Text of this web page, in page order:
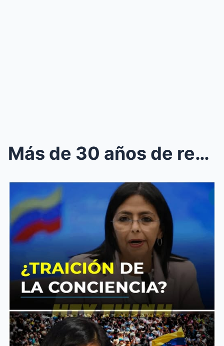
Más de 30 años de represión política: lo que Delcy...